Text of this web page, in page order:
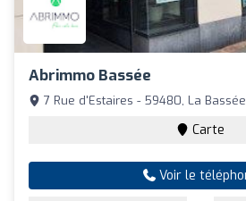
Abrimmo Bassée
7 Rue d'Estaires - 59480, La Bassée
Carte
Voir le